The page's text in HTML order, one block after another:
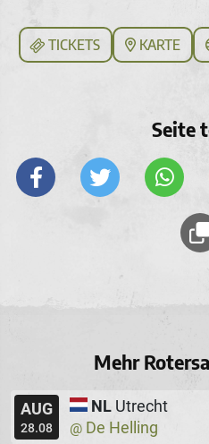
TICKETS KARTE
Seite
Mehr
AUG
28.08
NL Utrecht
@ De Helling